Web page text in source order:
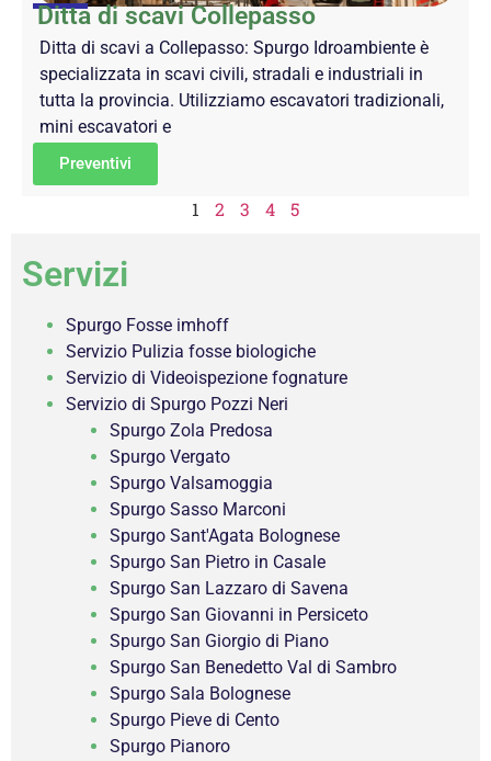
Ditta di scavi Collepasso
Ditta di scavi a Collepasso: Spurgo Idroambiente è
specializzata in scavi civili, stradali e industriali in
tutta la provincia. Utilizziamo escavatori tradizionali,
mini escavatori e
Preventivi
1 2 3 4 5
Servizi
Spurgo Fosse imhoff
Servizio Pulizia fosse biologiche
Servizio di Videoispezione fognature
Servizio di Spurgo Pozzi Neri
Spurgo Zola Predosa
Spurgo Vergato
Spurgo Valsamoggia
Spurgo Sasso Marconi
Spurgo Sant'Agata Bolognese
Spurgo San Pietro in Casale
Spurgo San Lazzaro di Savena
Spurgo San Giovanni in Persiceto
Spurgo San Giorgio di Piano
Spurgo San Benedetto Val di Sambro
Spurgo Sala Bolognese
Spurgo Pieve di Cento
Spurgo Pianoro